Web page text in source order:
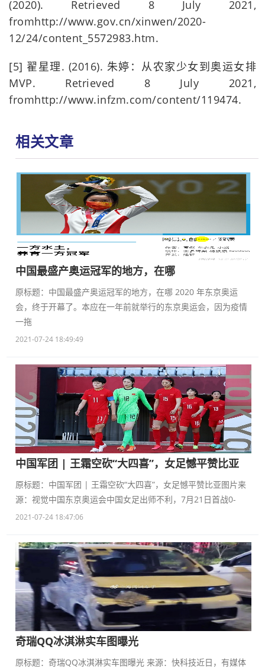
(2020). Retrieved 8 July 2021,
fromhttp://www.gov.cn/xinwen/2020-
12/24/content_5572983.htm.
[5] 翟星理. (2016). 朱婷：从农家少女到奥运女排
MVP. Retrieved 8 July 2021,
fromhttp://www.infzm.com/content/119474.
相关文章
中国最盛产奥运冠军的地方，在哪
原标题：中国最盛产奥运冠军的地方，在哪 2020 年东京奥运
会，终于开幕了。本应在一年前就举行的东京奥运会，因为疫情
一拖
2021-07-24 18:49:49
中国军团 | 王霜空砍“大四喜”，女足憾平赞比亚
原标题：中国军团 | 王霜空砍“大四喜”，女足憾平赞比亚图片来
源：视觉中国东京奥运会中国女足出师不利，7月21日首战0-
2021-07-24 18:47:06
奇瑞QQ冰淇淋实车图曝光
原标题：奇瑞QQ冰淇淋实车图曝光 来源：快科技近日，有媒体